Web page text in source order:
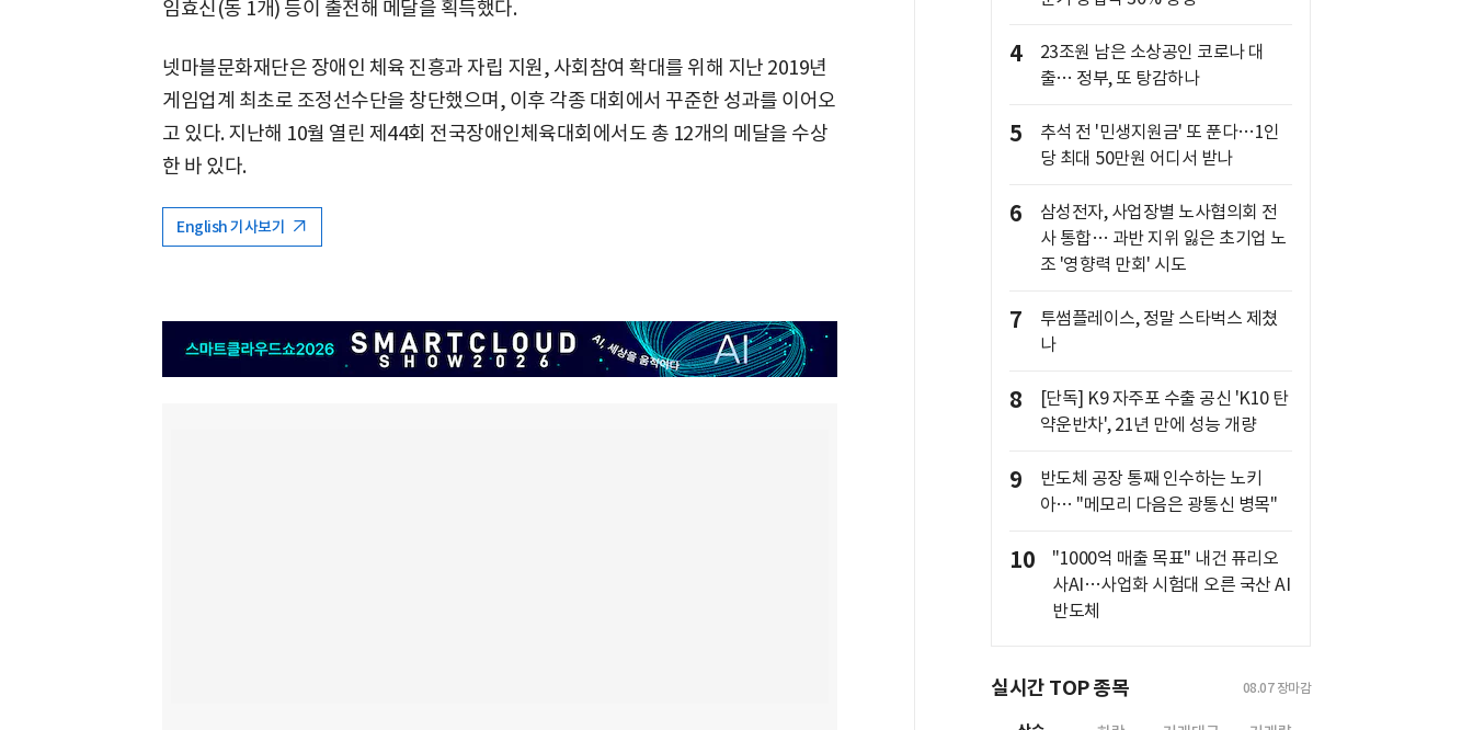
임효신(동 1개) 등이 출전해 메달을 획득했다.
넷마블문화재단은 장애인 체육 진흥과 자립 지원, 사회참여 확대를 위해 지난 2019년
게임업계 최초로 조정선수단을 창단했으며, 이후 각종 대회에서 꾸준한 성과를 이어오
고 있다. 지난해 10월 열린 제44회 전국장애인체육대회에서도 총 12개의 메달을 수상
한 바 있다.
English 기사보기
4
23조원 남은 소상공인 코로나 대
출… 정부, 또 탕감하나
5
추석 전 '민생지원금' 또 푼다…1인
당 최대 50만원 어디서 받나
6
삼성전자, 사업장별 노사협의회 전
사 통합… 과반 지위 잃은 초기업 노
조 '영향력 만회' 시도
7
투썸플레이스, 정말 스타벅스 제쳤
나
8
[단독] K9 자주포 수출 공신 'K10 탄
약운반차', 21년 만에 성능 개량
9
반도체 공장 통째 인수하는 노키
아… "메모리 다음은 광통신 병목"
10
"1000억 매출 목표" 내건 퓨리오
사AI…사업화 시험대 오른 국산 AI
반도체
실시간 TOP 종목 08.07 장마감